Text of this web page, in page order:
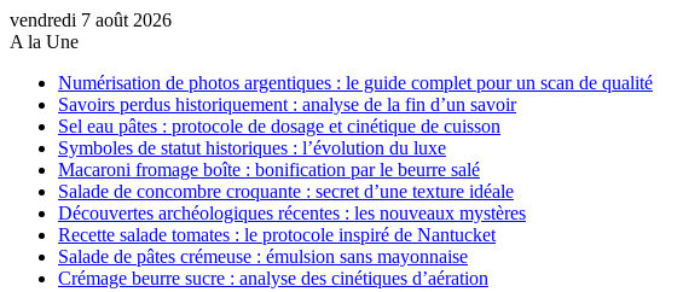
vendredi 7 août 2026
A la Une
Numérisation de photos argentiques : le guide complet pour un scan de qualité
Savoirs perdus historiquement : analyse de la fin d’un savoir
Sel eau pâtes : protocole de dosage et cinétique de cuisson
Symboles de statut historiques : l’évolution du luxe
Macaroni fromage boîte : bonification par le beurre salé
Salade de concombre croquante : secret d’une texture idéale
Découvertes archéologiques récentes : les nouveaux mystères
Recette salade tomates : le protocole inspiré de Nantucket
Salade de pâtes crémeuse : émulsion sans mayonnaise
Crémage beurre sucre : analyse des cinétiques d’aération